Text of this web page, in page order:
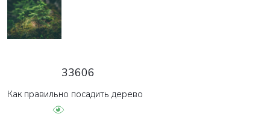
33606
Как правильно посадить дерево